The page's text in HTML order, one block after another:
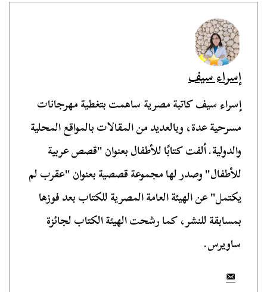
إسراء سيف
إسراء سيف كاتبة مصرية ساهمت بتغطية مهرجانات
مسرحية عدة، وبالعديد من المقالات بالمواقع المحلية
والدولية. ألفت كتابًا للأطفال بعنوان "قصص عربية
للأطفال" وصدر لها مجموعة قصصية بعنوان "عقرب لم
يكتمل" عن الهيئة العامة المصرية للكتاب بعد فوزها
بمسابقة للنشر، كما رشحت الهيئة الكتاب لجائزة
ساويرس.